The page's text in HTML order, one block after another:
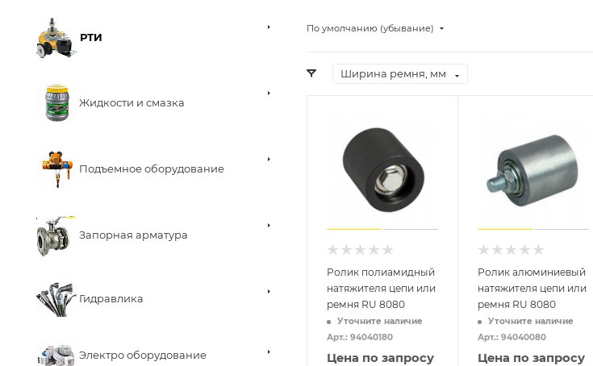
РТИ
Жидкости и смазка
Подъемное оборудование
Запорная арматура
Гидравлика
Электро оборудование
По умолчанию (убывание)
Ширина ремня, мм
Ролик полиамидный
натяжителя цепи или
ремня RU 8080
Уточните наличие
Арт.: 94040180
Цена по запросу
Ролик алюминиевый
натяжителя цепи или
ремня RU 8080
Уточните наличие
Арт.: 94040080
Цена по запросу